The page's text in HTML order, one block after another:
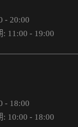
- 20:00
11:00 - 19:00
- 18:00
10:00 - 18:00